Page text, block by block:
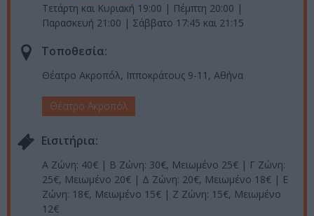
Τετάρτη και Κυριακή 19:00 | Πέμπτη 20:00 |
Παρασκευή 21:00 | Σάββατο 17:45 και 21:15
Τοποθεσία:
Θέατρο Ακροπόλ, Ιπποκράτους 9-11, Αθήνα
Θέατρο Ακροπόλ
Eισιτήρια:
Α Ζώνη: 40€ | Β Ζώνη: 30€, Μειωμένο 25€ | Γ Ζώνη:
25€, Μειωμένο 20€ | Δ Ζώνη: 20€, Μειωμένο 18€ | Ε
Ζώνη: 18€, Μειωμένο 15€ | Ζ Ζώνη: 15€, Μειωμένο
12€